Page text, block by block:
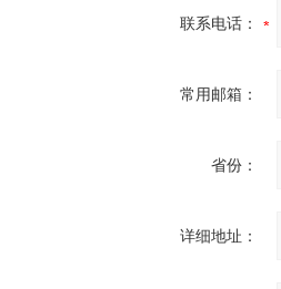
联系电话：
常用邮箱：
省份：
详细地址：